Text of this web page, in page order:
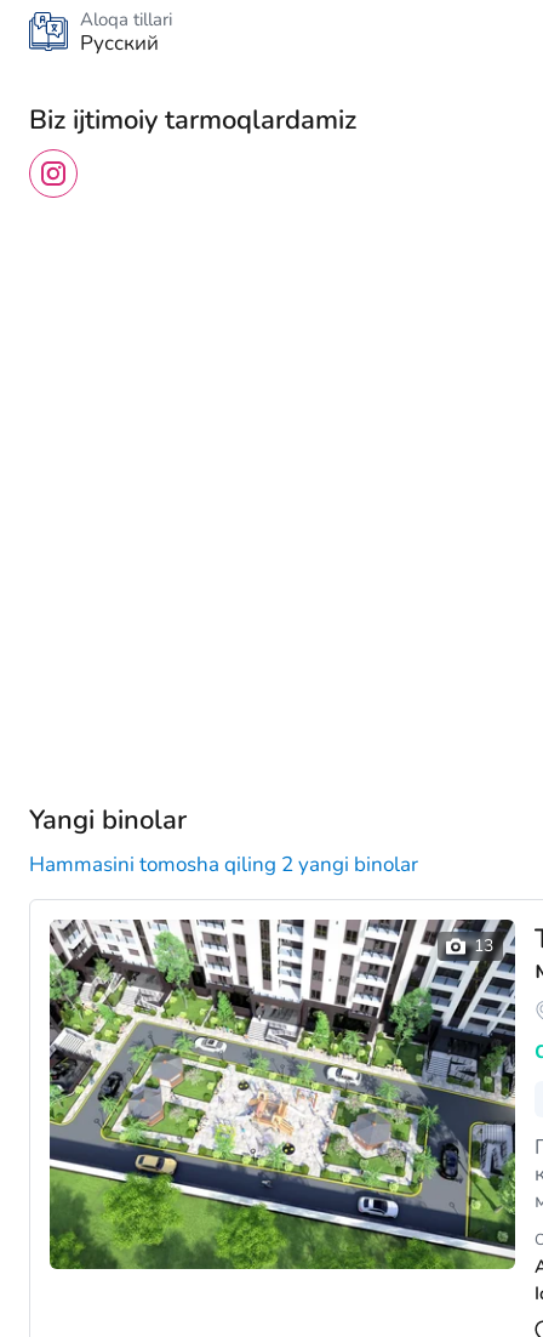
Aloqa tillari
Русский
Biz ijtimoiy tarmoqlardamiz
Yangi binolar
Hammasini tomosha qiling 2 yangi binolar